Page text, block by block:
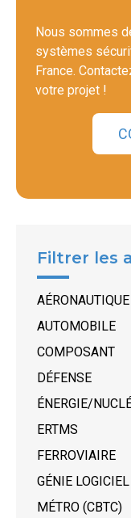
Nous sommes
systèmes
France.
votre projet !
Filtrer les
AÉRONAUTIQUE
AUTOMOBILE
COMPOSANT
DÉFENSE
ÉNERGIE/
ERTMS
FERROVIAIRE
GÉNIE LOGICIEL
MÉTRO (CBTC)